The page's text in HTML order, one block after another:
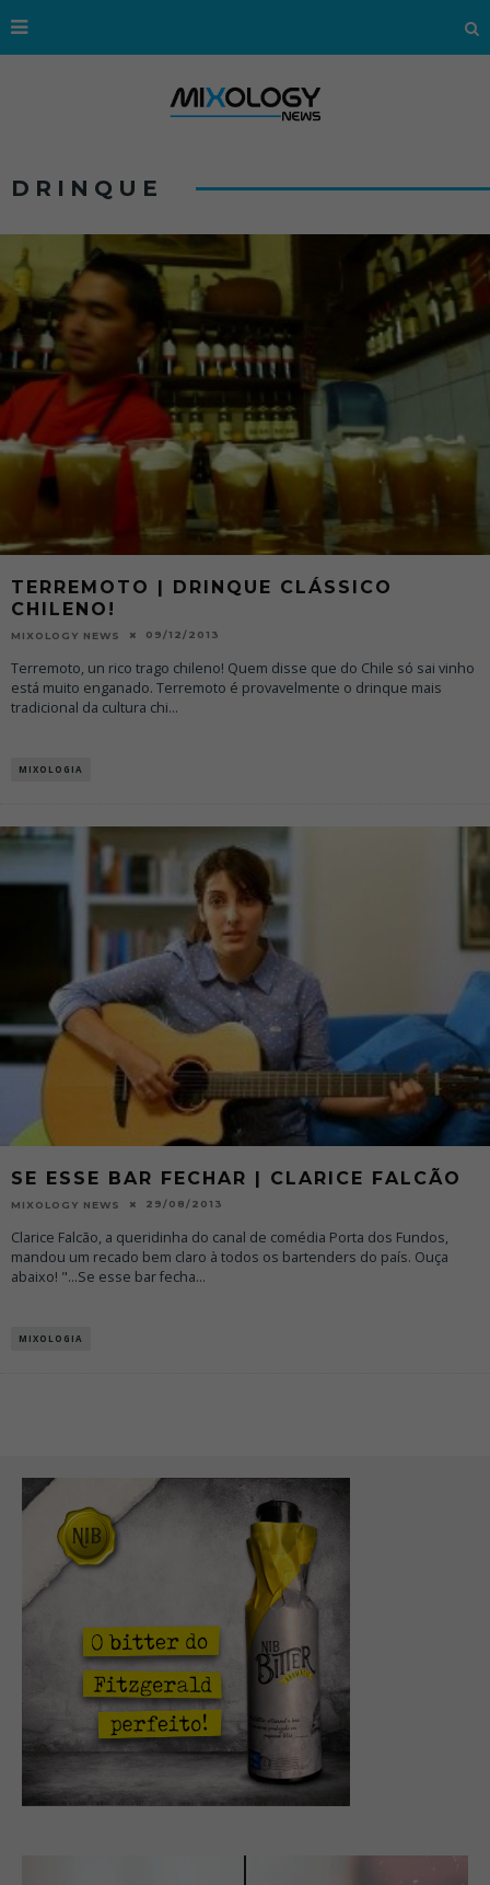
DRINQUE
TERREMOTO | DRINQUE CLÁSSICO
CHILENO!
MIXOLOGY NEWS 09/12/2013
Terremoto, un rico trago chileno! Quem disse que do Chile só sai vinho
está muito enganado. Terremoto é provavelmente o drinque mais
tradicional da cultura chi...
MIXOLOGIA
SE ESSE BAR FECHAR | CLARICE FALCÃO
MIXOLOGY NEWS 29/08/2013
Clarice Falcão, a queridinha do canal de comédia Porta dos Fundos,
mandou um recado bem claro à todos os bartenders do país. Ouça
abaixo! "...Se esse bar fecha...
MIXOLOGIA